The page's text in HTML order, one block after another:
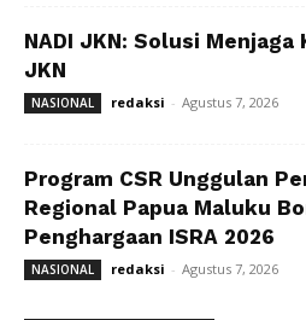
NADI JKN: Solusi
JKN
NASIONAL redaksi - Agustus 7, 2026
Program CSR Unggulan
Regional Papua Maluku
Penghargaan ISRA 2026
NASIONAL redaksi - Agustus 7, 2026